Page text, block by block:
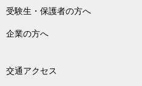
受験生・保護者の方へ
企業の方へ
交通アクセス